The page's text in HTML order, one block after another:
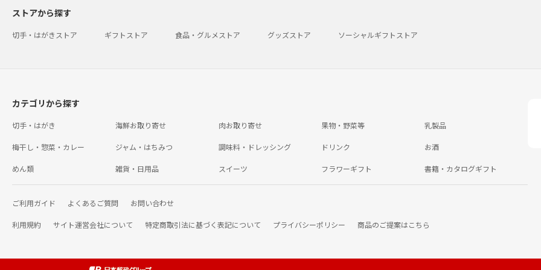
ストアから探す
切手・はがきストア ギフトストア 食品・グルメストア グッズストア ソーシャルギフトストア
カテゴリから探す
切手・はがき 海鮮お取り寄せ 肉お取り寄せ 果物・野菜等 乳製品
梅干し・惣菜・カレー ジャム・はちみつ 調味料・ドレッシング ドリンク お酒
めん類 雑貨・日用品 スイーツ フラワーギフト 書籍・カタログギフト
ご利用ガイド よくあるご質問 お問い合わせ
利用規約 サイト運営会社について 特定商取引法に基づく表記について プライバシーポリシー 商品のご提案はこちら